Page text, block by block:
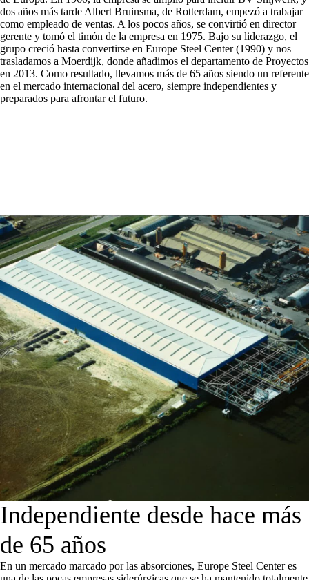
dos años más tarde Albert Bruinsma, de Rotterdam, empezó a trabajar
como empleado de ventas. A los pocos años, se convirtió en director
gerente y tomó el timón de la empresa en 1975. Bajo su liderazgo, el
grupo creció hasta convertirse en Europe Steel Center (1990) y nos
trasladamos a Moerdijk, donde añadimos el departamento de Proyectos
en 2013. Como resultado, llevamos más de 65 años siendo un referente
en el mercado internacional del acero, siempre independientes y
preparados para afrontar el futuro.
Independiente desde hace más
de 65 años
En un mercado marcado por las absorciones, Europe Steel Center es